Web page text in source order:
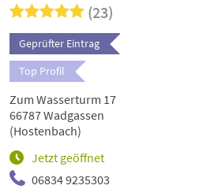
(23)
Geprüfter Eintrag
Top Profil
06834 9235303
Jetzt geöffnet
Zum Wasserturm 17
66787 Wadgassen
(Hostenbach)